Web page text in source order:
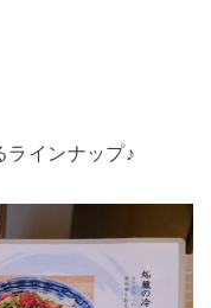
ラインナップ♪